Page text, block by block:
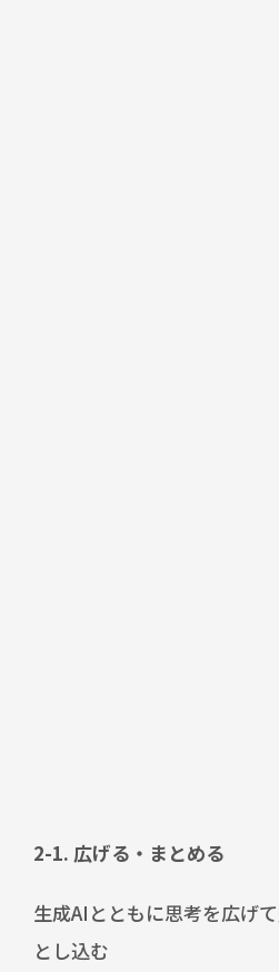
2-1. 広げる・まとめる
生成AIとともに思考を広げ
とし込む